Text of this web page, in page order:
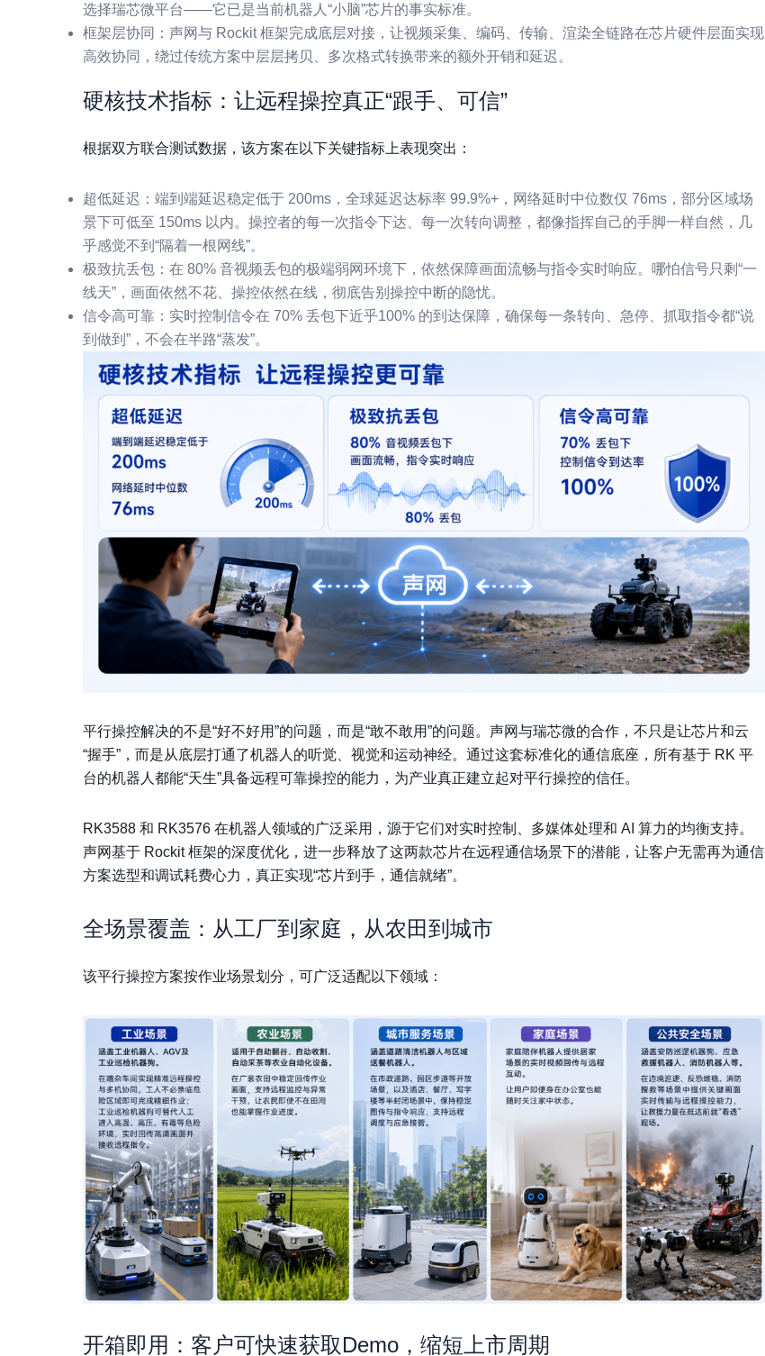
选择瑞芯微平台——它已是当前机器人“小脑”芯片的事实标准。
框架层协同 ：声网与 Rockit 框架完成底层对接，让视频采集、编码、传输、渲染全链路在芯片硬件层面实现
高效协同，绕过传统方案中层层拷贝、多次格式转换带来的额外开销和延迟。
硬核技术指标：让远程操控真正“跟手、可信”
根据双方联合测试数据，该方案在以下关键指标上表现突出：
超低延迟 ：端到端延迟稳定低于 200ms，全球延迟达标率 99.9%+，网络延时中位数仅 76ms，部分区域场
景下可低至 150ms 以内。操控者的每一次指令下达、每一次转向调整，都像指挥自己的手脚一样自然，几
乎感觉不到“隔着一根网线”。
极致抗丢包 ：在 80% 音视频丢包的极端弱网环境下，依然保障画面流畅与指令实时响应。哪怕信号只剩“一
线天”，画面依然不花、操控依然在线，彻底告别操控中断的隐忧。
信令高可靠 ：实时控制信令在 70% 丢包下近乎100% 的到达保障，确保每一条转向、急停、抓取指令都“说
到做到”，不会在半路“蒸发”。
平行操控解决的不是“好不好用”的问题，而是“敢不敢用”的问题。声网与瑞芯微的合作，不只是让芯片和云
“握手”，而是从底层打通了机器人的听觉、视觉和运动神经。通过这套标准化的通信底座，所有基于 RK 平
台的机器人都能“天生”具备远程可靠操控的能力，为产业真正建立起对平行操控的信任。
RK3588 和 RK3576 在机器人领域的广泛采用，源于它们对实时控制、多媒体处理和 AI 算力的均衡支持。
声网基于 Rockit 框架的深度优化，进一步释放了这两款芯片在远程通信场景下的潜能，让客户无需再为通信
方案选型和调试耗费心力，真正实现“芯片到手，通信就绪”。
全场景覆盖：从工厂到家庭，从农田到城市
该平行操控方案按作业场景划分，可广泛适配以下领域：
开箱即用：客户可快速获取Demo，缩短上市周期